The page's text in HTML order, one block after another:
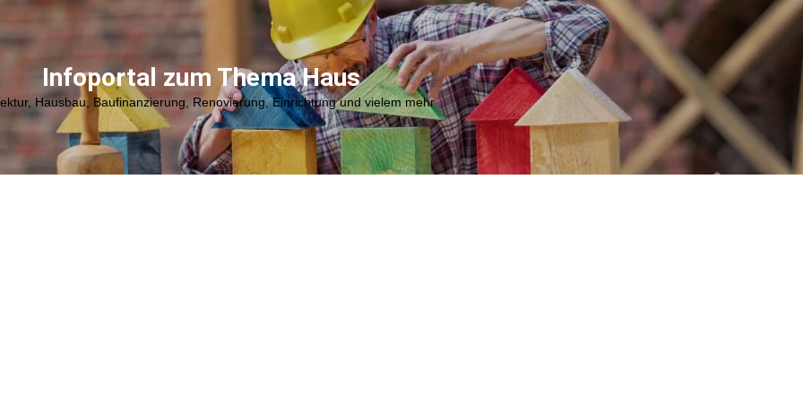
Infoportal zum Thema Haus
Hausbau, Baufinanzierung, Renovierung, Einrichtung und vielem mehr